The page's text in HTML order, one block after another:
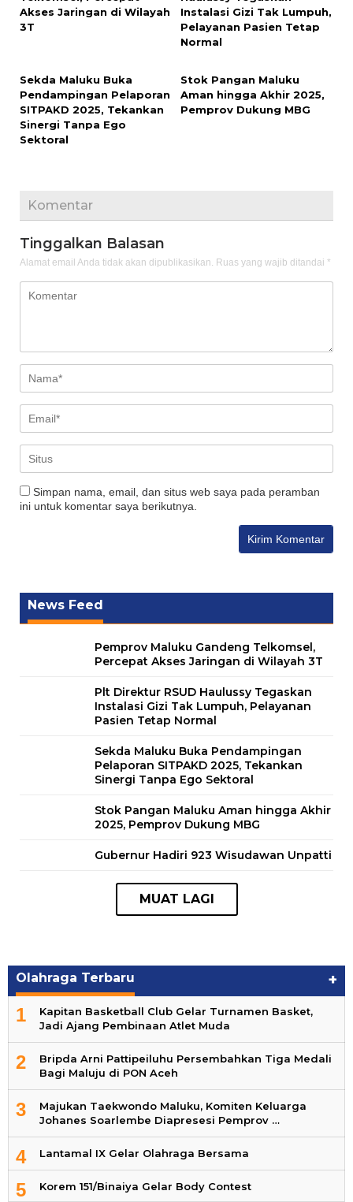
Akses Jaringan di Wilayah
3T
Instalasi Gizi Tak Lumpuh,
Pelayanan Pasien Tetap
Normal
Sekda Maluku Buka
Pendampingan Pelaporan
SITPAKD 2025, Tekankan
Sinergi Tanpa Ego
Sektoral
Stok Pangan Maluku
Aman hingga Akhir 2025,
Pemprov Dukung MBG
Komentar
Tinggalkan Balasan
Alamat email Anda tidak akan dipublikasikan. Ruas yang wajib ditandai *
Simpan nama, email, dan situs web saya pada peramban
ini untuk komentar saya berikutnya.
News Feed
Pemprov Maluku Gandeng Telkomsel,
Percepat Akses Jaringan di Wilayah 3T
Plt Direktur RSUD Haulussy Tegaskan
Instalasi Gizi Tak Lumpuh, Pelayanan
Pasien Tetap Normal
Sekda Maluku Buka Pendampingan
Pelaporan SITPAKD 2025, Tekankan
Sinergi Tanpa Ego Sektoral
Stok Pangan Maluku Aman hingga Akhir
2025, Pemprov Dukung MBG
Gubernur Hadiri 923 Wisudawan Unpatti
Olahraga Terbaru +
1
Kapitan Basketball Club Gelar Turnamen Basket,
Jadi Ajang Pembinaan Atlet Muda
2
Bripda Arni Pattipeiluhu Persembahkan Tiga Medali
Bagi Maluju di PON Aceh
3
Majukan Taekwondo Maluku, Komiten Keluarga
Johanes Soarlembe Diapresesi Pemprov …
4 Lantamal IX Gelar Olahraga Bersama
5 Korem 151/Binaiya Gelar Body Contest